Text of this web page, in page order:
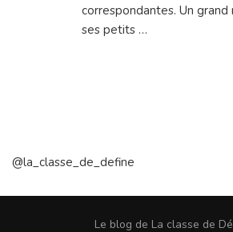
correspondantes. Un
ses petits …
@la_classe_de_define
Le blog de La classe de